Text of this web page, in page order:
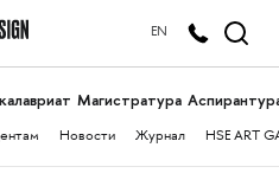
EN
Магистратура
Новости Журнал HSE ART